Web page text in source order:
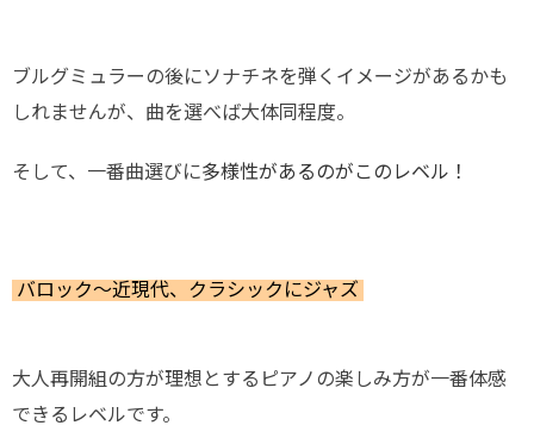
ブルグミュラーの後にソナチネを弾くイメージがあるかも
しれませんが、曲を選べば大体同程度。
そして、一番曲選びに多様性があるのがこのレベル！
バロック～近現代、クラシックにジャズ
大人再開組の方が理想とするピアノの楽しみ方が一番体感
できるレベルです。